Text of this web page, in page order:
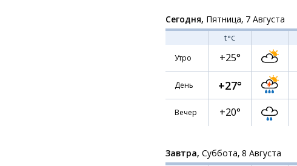
Сегодня, Пятница, 7 Августа
t°C
Утро
+25°
День +27°
Вечер +20°
Завтра, Суббота, 8 Августа